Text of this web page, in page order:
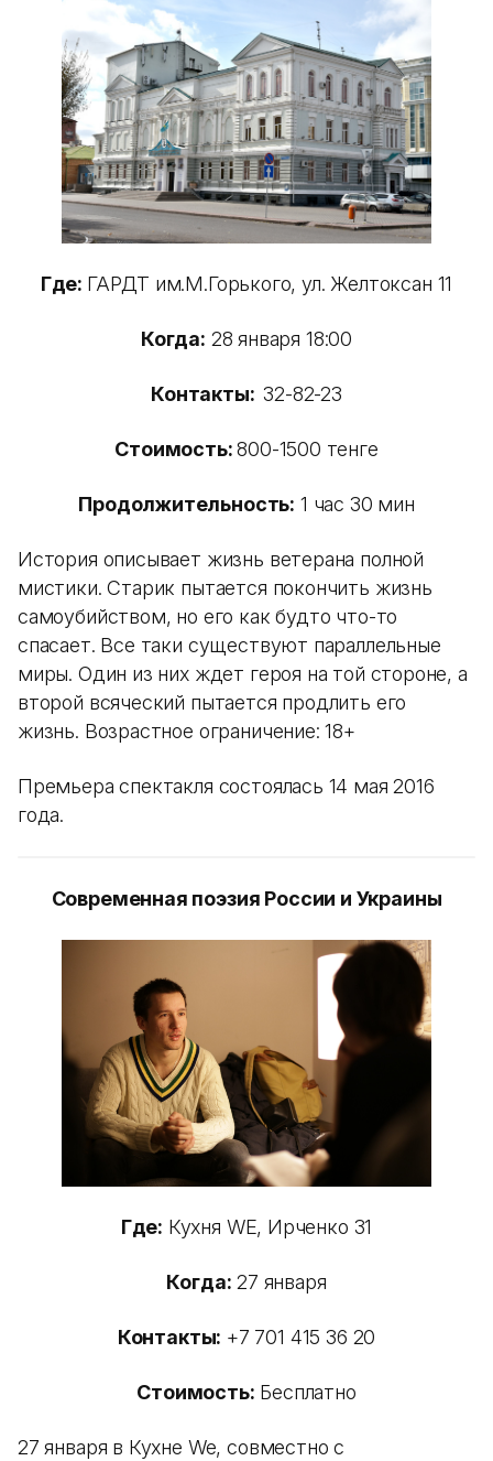
Где: ГАРДТ им.М.Горького, ул. Желтоксан 11
Когда: 28 января 18:00
Контакты:32-82-23
Стоимость:800-1500 тенге
Продолжительность: 1 час 30 мин
История описывает жизнь ветерана полной
мистики. Старик пытается покончить жизнь
самоубийством, но его как будто что-то
спасает. Все таки существуют параллельные
миры. Один из них ждет героя на той стороне, а
второй всяческий пытается продлить его
жизнь. Возрастное ограничение: 18+
Премьера спектакля состоялась 14 мая 2016
года.
Современная поэзия России и Украины
Где: Кухня WE, Ирченко 31
Когда: 27 января
Контакты: +7 701 415 36 20
Стоимость: Бесплатно
27 января в Кухне We, совместно с